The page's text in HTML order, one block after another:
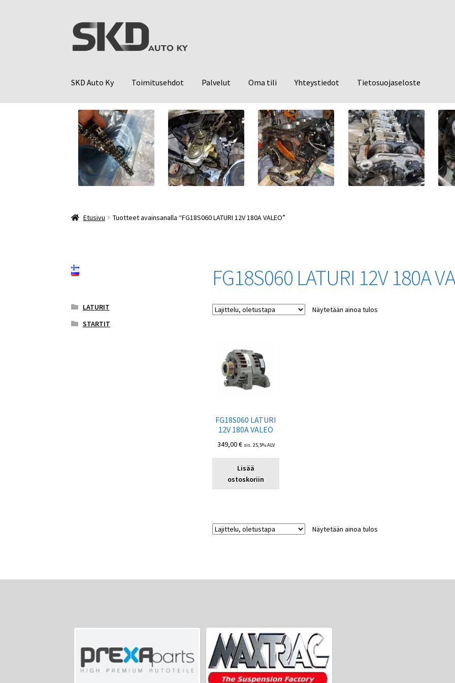
Siirry
navigointiin
Siirry
sisältöön
SKD Auto Ky Toimitusehdot Palvelut Oma tili Yhteystiedot Tietosuojaseloste
Etusivu Tuotteet avainsanalla “FG18S060 LATURI 12V 180A VALEO”
FG18S060 LATURI 12V 180A
Näytetään ainoa tulos
FG18S060 LATURI
12V 180A VALEO
349,00€ sis. 25,5% ALV
Lisää
ostoskoriin
Näytetään ainoa tulos
LATURIT
STARTIT